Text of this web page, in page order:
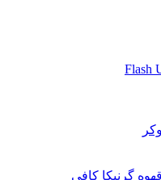
Flash
گرنیکا کافی